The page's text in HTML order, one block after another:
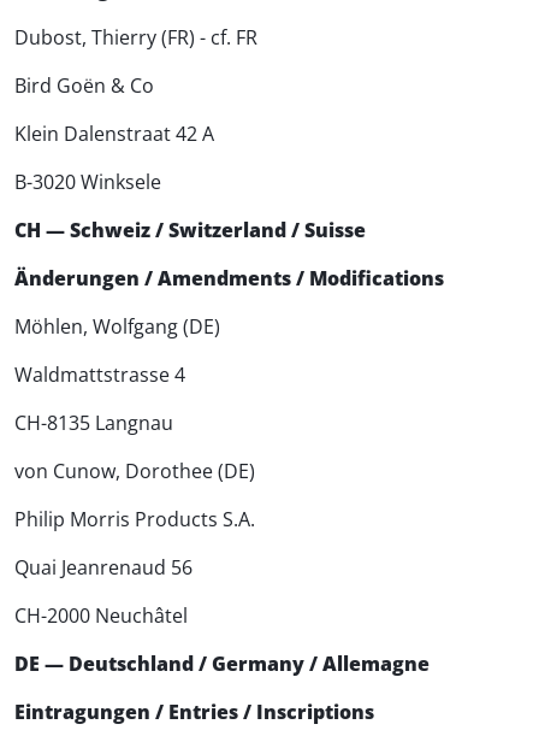
Dubost, Thierry (FR) - cf. FR
Bird Goën & Co
Klein Dalenstraat 42 A
B-3020 Winksele
CH — Schweiz / Switzerland / Suisse
Änderungen / Amendments / Modifications
Möhlen, Wolfgang (DE)
Waldmattstrasse 4
CH-8135 Langnau
von Cunow, Dorothee (DE)
Philip Morris Products S.A.
Quai Jeanrenaud 56
CH-2000 Neuchâtel
DE — Deutschland / Germany / Allemagne
Eintragungen / Entries / Inscriptions